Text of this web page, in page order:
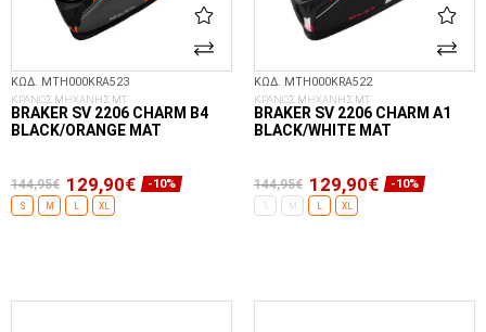
ΚΩΔ. MTH000KRA523
ΚΡΑΝΟΣ ΜΗΧΑΝΗΣ MT
BRAKER SV 2206 CHARM B4
BLACK/ORANGE MAT
144,95€ 129,90€ -10%
S M XL
ΚΩΔ. MTH000KRA522
ΚΡΑΝΟΣ ΜΗΧΑΝΗΣ MT
BRAKER SV 2206 CHARM A1
BLACK/WHITE MAT
144,95€ 129,90€ -10%
S XL